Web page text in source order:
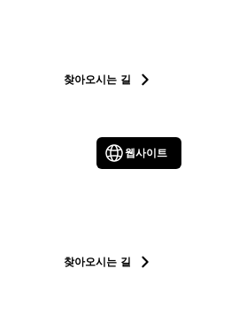
찾아오시는 길
웹사이트
찾아오시는 길